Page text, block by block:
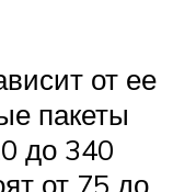
от ее
пакеты
до 340
от 75 до